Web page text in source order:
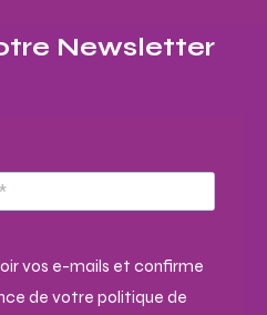
Newsletter​
vos e-mails et confirme
de votre politique de